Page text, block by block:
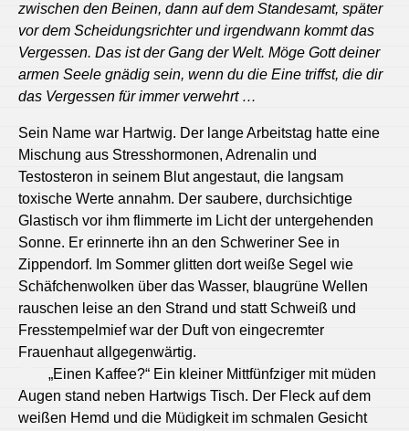
zwischen den Beinen, dann auf dem Standesamt, später
vor dem Scheidungsrichter und irgendwann kommt das
Vergessen. Das ist der Gang der Welt. Möge Gott deiner
armen Seele gnädig sein, wenn du die Eine triffst, die dir
das Vergessen für immer verwehrt …
Sein Name war Hartwig. Der lange Arbeitstag hatte eine
Mischung aus Stresshormonen, Adrenalin und
Testosteron in seinem Blut angestaut, die langsam
toxische Werte annahm. Der saubere, durchsichtige
Glastisch vor ihm flimmerte im Licht der untergehenden
Sonne. Er erinnerte ihn an den Schweriner See in
Zippendorf. Im Sommer glitten dort weiße Segel wie
Schäfchenwolken über das Wasser, blaugrüne Wellen
rauschen leise an den Strand und statt Schweiß und
Fresstempelmief war der Duft von eingecremter
Frauenhaut allgegenwärtig.
„Einen Kaffee?“ Ein kleiner Mittfünfziger mit müden
Augen stand neben Hartwigs Tisch. Der Fleck auf dem
weißen Hemd und die Müdigkeit im schmalen Gesicht